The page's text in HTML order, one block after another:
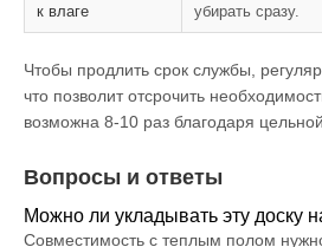
к влаге
убирать сразу.
Чтобы продлить срок службы,
что позволит отсрочить
возможна 8-10 раз благодаря
Вопросы и ответы
Можно ли укладывать эту доску
Совместимость с теплым полом